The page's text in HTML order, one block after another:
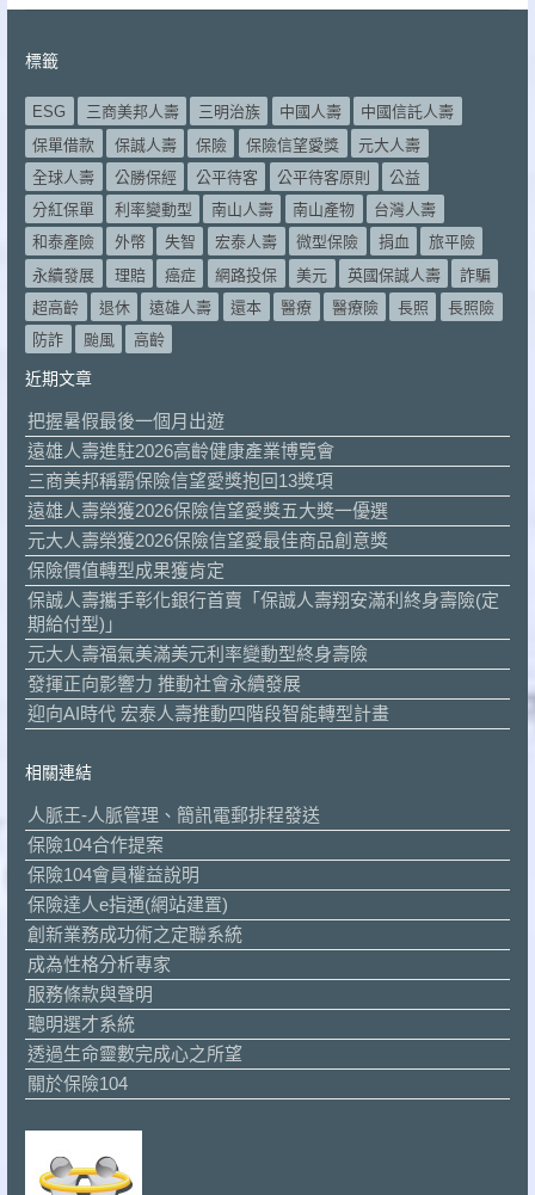
標籤
ESG 三商美邦人壽 三明治族 中國人壽
中國信託人壽
保單借款
保誠人壽 保險 保險信望愛獎
元大人壽
全球人壽
公勝保經 公平待客 公平待客原則
公益
分紅保單
利率變動型 南山人壽 南山產物
台灣人壽
和泰產險
外幣 失智 宏泰人壽 微型保險 捐血
旅平險
永續發展
理賠 癌症 網路投保 美元 英國保誠人壽
詐騙
超高齡
退休 遠雄人壽 還本 醫療 醫療險 長照
長照險
防詐
颱風 高齡
近期文章
把握暑假最後一個月出遊
遠雄人壽進駐2026高齡健康產業博覽會
三商美邦稱霸保險信望愛獎抱回13獎項
遠雄人壽榮獲2026保險信望愛獎五大獎一優選
元大人壽榮獲2026保險信望愛最佳商品創意獎
保險價值轉型成果獲肯定
保誠人壽攜手彰化銀行首賣「保誠人壽翔安滿利終身壽險(定
期給付型)」
元大人壽福氣美滿美元利率變動型終身壽險
發揮正向影響力 推動社會永續發展
迎向AI時代 宏泰人壽推動四階段智能轉型計畫
相關連結
人脈王-人脈管理、簡訊電郵排程發送
保險104合作提案
保險104會員權益說明
保險達人e指通(網站建置)
創新業務成功術之定聯系統
成為性格分析專家
服務條款與聲明
聰明選才系統
透過生命靈數完成心之所望
關於保險104